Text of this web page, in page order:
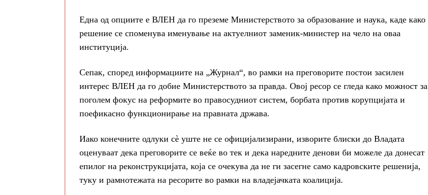
Една од опциите е ВЛЕН да го преземе Министерството за образование и наука, каде како
решение се споменува именување на актуелниот заменик-министер на чело на оваа
институција.
Сепак, според информациите на „Журнал“, во рамки на преговорите постои засилен
интерес ВЛЕН да го добие Министерството за правда. Овој ресор се гледа како можност за
поголем фокус на реформите во правосудниот систем, борбата против корупцијата и
поефикасно функционирање на правната држава.
Иако конечните одлуки сè уште не се официјализирани, изворите блиски до Владата
оценуваат дека преговорите се веќе во тек и дека наредните денови би можеле да донесат
епилог на реконструкцијата, која се очекува да не ги засегне само кадровските решенија,
туку и рамнотежата на ресорите во рамки на владејачката коалиција.